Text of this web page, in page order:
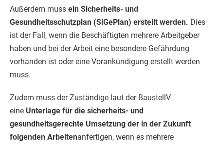
Außerdem muss ein Sicherheits- und
Gesundheitsschutzplan (SiGePlan) erstellt werden. Dies
ist der Fall, wenn die Beschäftigten mehrere Arbeitgeber
haben und bei der Arbeit eine besondere Gefährdung
vorhanden ist oder eine Vorankündigung erstellt werden
muss.
Zudem muss der Zuständige laut der BaustellV
eine Unterlage für die sicherheits- und
gesundheitsgerechte Umsetzung der in der Zukunft
folgenden Arbeitenanfertigen, wenn es mehrere